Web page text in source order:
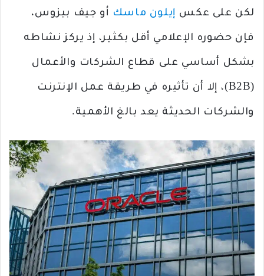
لكن على عكس إيلون ماسك أو جيف بيزوس،
فإن حضوره الإعلامي أقل بكثير، إذ يركز نشاطه
بشكل أساسي على قطاع الشركات والأعمال
(B2B)، إلا أن تأثيره في طريقة عمل الإنترنت
والشركات الحديثة يعد بالغ الأهمية.